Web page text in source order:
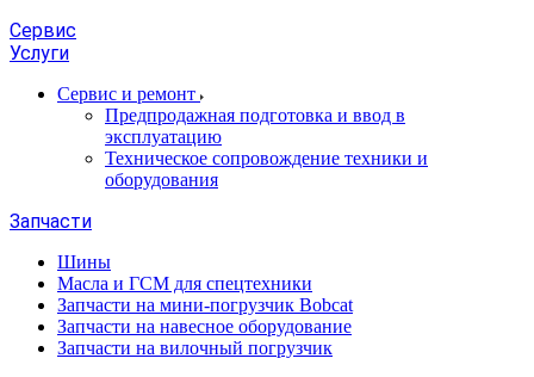
Сервис
Услуги
Сервис и ремонт
Предпродажная подготовка и ввод в
эксплуатацию
Техническое сопровождение техники и
оборудования
Запчасти
Шины
Масла и ГСМ для спецтехники
Запчасти на мини-погрузчик Bobcat
Запчасти на навесное оборудование
Запчасти на вилочный погрузчик